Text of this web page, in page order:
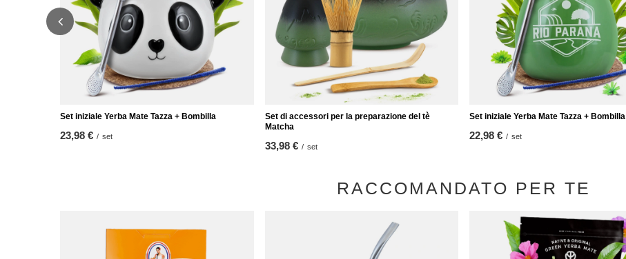
Set iniziale Yerba Mate Tazza + Bombilla
23,98 € / set
Set di accessori per la preparazione del tè
Matcha
33,98 € / set
Set iniziale Yerba Mate Tazza + Bombilla
22,98 € / set
RACCOMANDATO PER TE